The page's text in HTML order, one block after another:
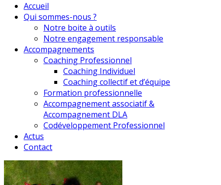
Accueil
Qui sommes-nous ?
Notre boite à outils
Notre engagement responsable
Accompagnements
Coaching Professionnel
Coaching Individuel
Coaching collectif et d’équipe
Formation professionnelle
Accompagnement associatif &
Accompagnement DLA
Codéveloppement Professionnel
Actus
Contact